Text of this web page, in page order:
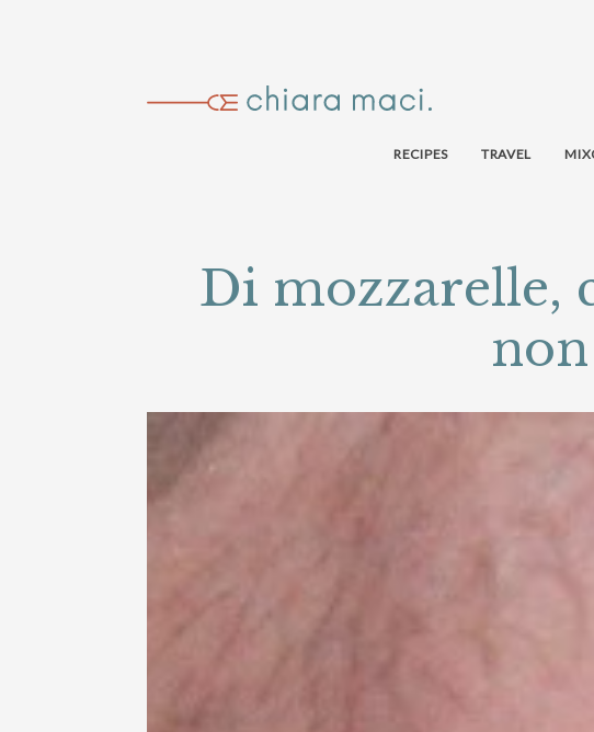
RECIPES TRAVEL
Di mozzarelle,